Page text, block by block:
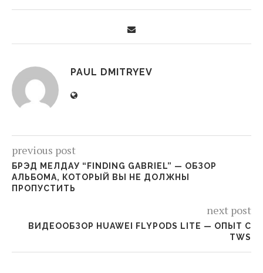
PAUL DMITRYEV
previous post
БРЭД МЕЛДАУ “FINDING GABRIEL” — ОБЗОР
АЛЬБОМА, КОТОРЫЙ ВЫ НЕ ДОЛЖНЫ
ПРОПУСТИТЬ
next post
ВИДЕООБЗОР HUAWEI FLYPODS LITE — ОПЫТ С
TWS